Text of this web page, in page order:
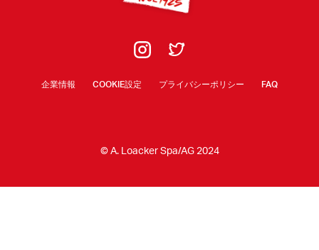
企業情報 COOKIE設定 プライバシーポリシー FAQ
© A. Loacker Spa/AG 2024